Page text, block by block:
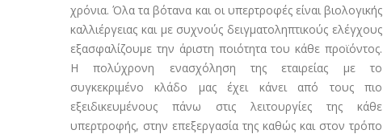
χρόνια. Όλα τα βότανα και οι υπερτροφές είναι βιολογικής
καλλιέργειας και με συχνούς δειγματοληπτικούς ελέγχους
εξασφαλίζουμε την άριστη ποιότητα του κάθε προϊόντος.
Η πολύχρονη ενασχόληση της εταιρείας με το
συγκεκριμένο κλάδο μας έχει κάνει από τους πιο
εξειδικευμένους πάνω στις λειτουργίες της κάθε
υπερτροφής, στην επεξεργασία της καθώς και στον τρόπο